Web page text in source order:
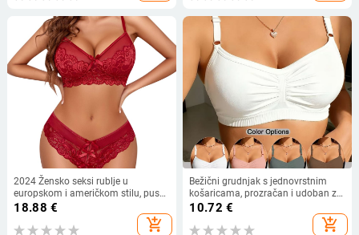
2024 Žensko seksi rublje u
europskom i američkom stilu, push-
up grudnjak od čipke i mreže,
18.88 €
add_shopping_cart
Bežični grudnjak s jednovrstnim
košaricama, prozračan i udoban za
proljeće-ljeto, duboki V kroj,
10.72 €
add_shopping_cart